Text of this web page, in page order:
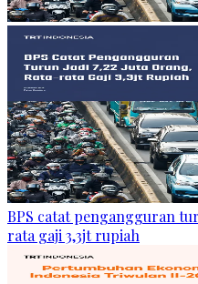
BPS catat pengangguran
rata gaji 3,3jt rupiah